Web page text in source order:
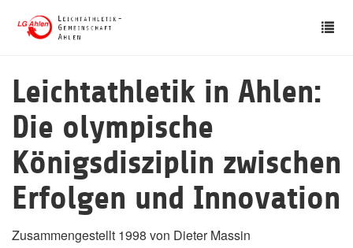
Leichtathletik in Ahlen:
Die olympische
Königsdisziplin zwischen
Erfolgen und Innovation
Zusammengestellt 1998 von Dieter Massin